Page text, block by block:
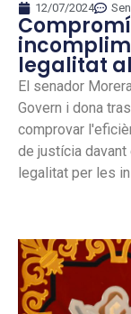
12/07/2024
legalitat
El senador
Govern i dona
comprovar
de justícia
legalitat per les